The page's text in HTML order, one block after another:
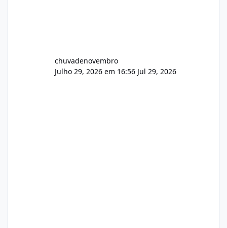
chuvadenovembro
Julho 29, 2026 em 16:56 Jul 29, 2026